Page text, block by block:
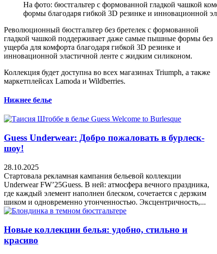
На фото: бюстгальтер с формованной гладкой чашкой
формы благодаря гибкой 3D резинке и инновационной
Революционный бюстгальтер без бретелек с формованной
гладкой чашкой поддерживает даже самые пышные формы без
ущерба для комфорта благодаря гибкой 3D резинке и
инновационной эластичной ленте с жидким силиконом.
Коллекция будет доступна во всех магазинах Triumph, а также
маркетплейсах Lamoda и Wildberries.
Нижнее белье
Guess Underwear: Добро пожаловать в бурлеск-
шоу!
28.10.2025
Стартовала рекламная кампания бельевой коллекции
Underwear FW’25Guess. В ней: атмосфера вечного праздника,
где каждый элемент наполнен блеском, сочетается с дерзким
шиком и одновременно утонченностью. Эксцентричность,...
Новые коллекции белья: удобно, стильно и
красиво